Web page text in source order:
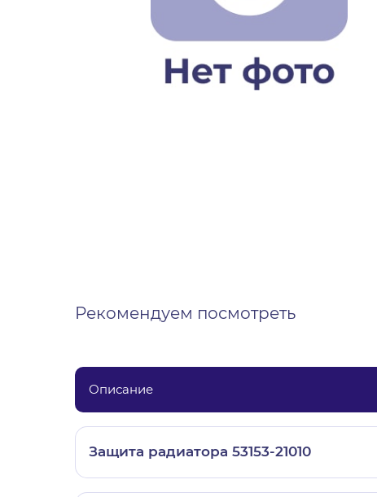
Рекомендуем посмотреть
Описание
Защита радиатора 53153-21010